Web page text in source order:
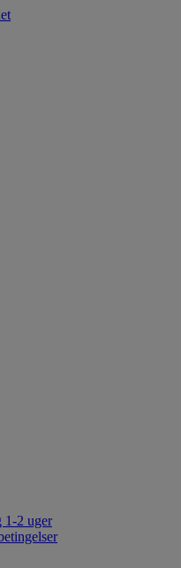
1-2 uger